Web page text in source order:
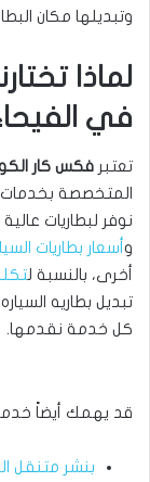
وتبديلها مكان
لماذا
في
تعتبر فكس كار
المتخصصة بخدمات
و أسعار بطاريات
أخرى، بالنسبة ل
تبديل بطاريه
كل خدمة نقدمها.
قد يهمك أيضاً
بنشر متنقل